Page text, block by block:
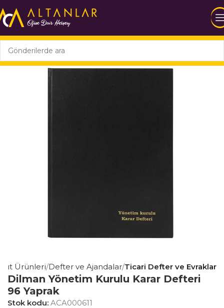
Ürünleri Defter ve Ajandalar Ticari Defter ve Evraklar
Dilman Yönetim Kurulu Karar Defteri
96 Yaprak
Stok kodu: ACA000611